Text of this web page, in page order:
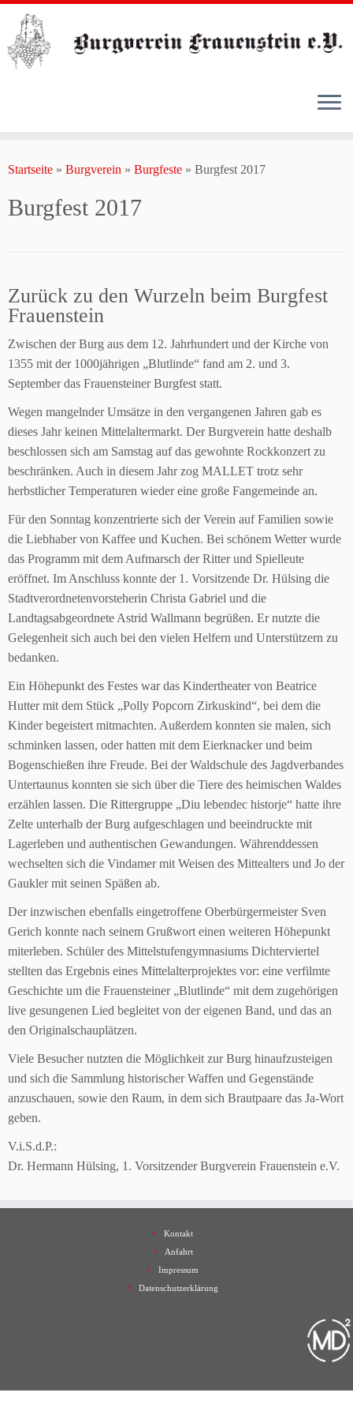
Inhalt
Startseite » Burgverein » Burgfeste » Burgfest 2017
Burgfest 2017
Zurück zu den Wurzeln beim Burgfest
Frauenstein
Zwischen der Burg aus dem 12. Jahrhundert und der Kirche von
1355 mit der 1000jährigen „Blutlinde“ fand am 2. und 3.
September das Frauensteiner Burgfest statt.
Wegen mangelnder Umsätze in den vergangenen Jahren gab es
dieses Jahr keinen Mittelaltermarkt. Der Burgverein hatte deshalb
beschlossen sich am Samstag auf das gewohnte Rockkonzert zu
beschränken. Auch in diesem Jahr zog MALLET trotz sehr
herbstlicher Temperaturen wieder eine große Fangemeinde an.
Für den Sonntag konzentrierte sich der Verein auf Familien sowie
die Liebhaber von Kaffee und Kuchen. Bei schönem Wetter wurde
das Programm mit dem Aufmarsch der Ritter und Spielleute
eröffnet. Im Anschluss konnte der 1. Vorsitzende Dr. Hülsing die
Stadtverordnetenvorsteherin Christa Gabriel und die
Landtagsabgeordnete Astrid Wallmann begrüßen. Er nutzte die
Gelegenheit sich auch bei den vielen Helfern und Unterstützern zu
bedanken.
Ein Höhepunkt des Festes war das Kindertheater von Beatrice
Hutter mit dem Stück „Polly Popcorn Zirkuskind“, bei dem die
Kinder begeistert mitmachten. Außerdem konnten sie malen, sich
schminken lassen, oder hatten mit dem Eierknacker und beim
Bogenschießen ihre Freude. Bei der Waldschule des Jagdverbandes
Untertaunus konnten sie sich über die Tiere des heimischen Waldes
erzählen lassen. Die Rittergruppe „Diu lebendec historje“ hatte ihre
Zelte unterhalb der Burg aufgeschlagen und beeindruckte mit
Lagerleben und authentischen Gewandungen. Währenddessen
wechselten sich die Vindamer mit Weisen des Mittealters und Jo der
Gaukler mit seinen Späßen ab.
Der inzwischen ebenfalls eingetroffene Oberbürgermeister Sven
Gerich konnte nach seinem Grußwort einen weiteren Höhepunkt
miterleben. Schüler des Mittelstufengymnasiums Dichterviertel
stellten das Ergebnis eines Mittelalterprojektes vor: eine verfilmte
Geschichte um die Frauensteiner „Blutlinde“ mit dem zugehörigen
live gesungenen Lied begleitet von der eigenen Band, und das an
den Originalschauplätzen.
Viele Besucher nutzten die Möglichkeit zur Burg hinaufzusteigen
und sich die Sammlung historischer Waffen und Gegenstände
anzuschauen, sowie den Raum, in dem sich Brautpaare das Ja-Wort
geben.
V.i.S.d.P.:
Dr. Hermann Hülsing, 1. Vorsitzender Burgverein Frauenstein e.V.
Kontakt
Anfahrt
Impressum
Datenschutzerklärung